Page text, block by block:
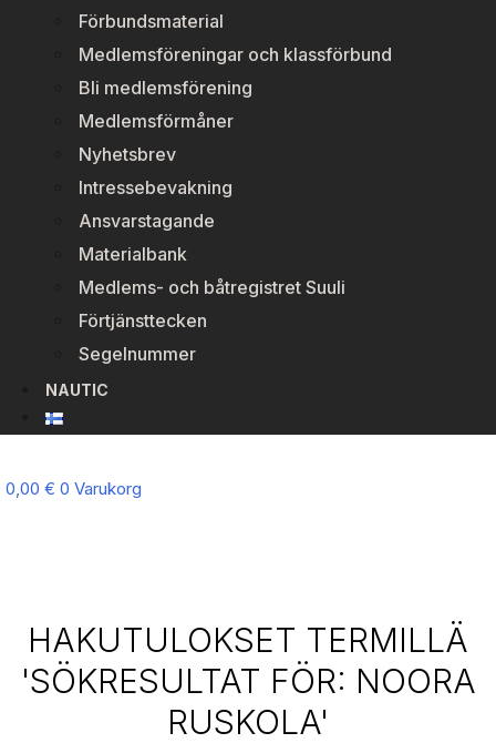
Förbundsmaterial
Medlemsföreningar och klassförbund
Bli medlemsförening
Medlemsförmåner
Nyhetsbrev
Intressebevakning
Ansvarstagande
Materialbank
Medlems- och båtregistret Suuli
Förtjänsttecken
Segelnummer
NAUTIC
0,00 € 0 Varukorg
HAKUTULOKSET TERMILLÄ
'SÖKRESULTAT FÖR: NOORA
RUSKOLA'